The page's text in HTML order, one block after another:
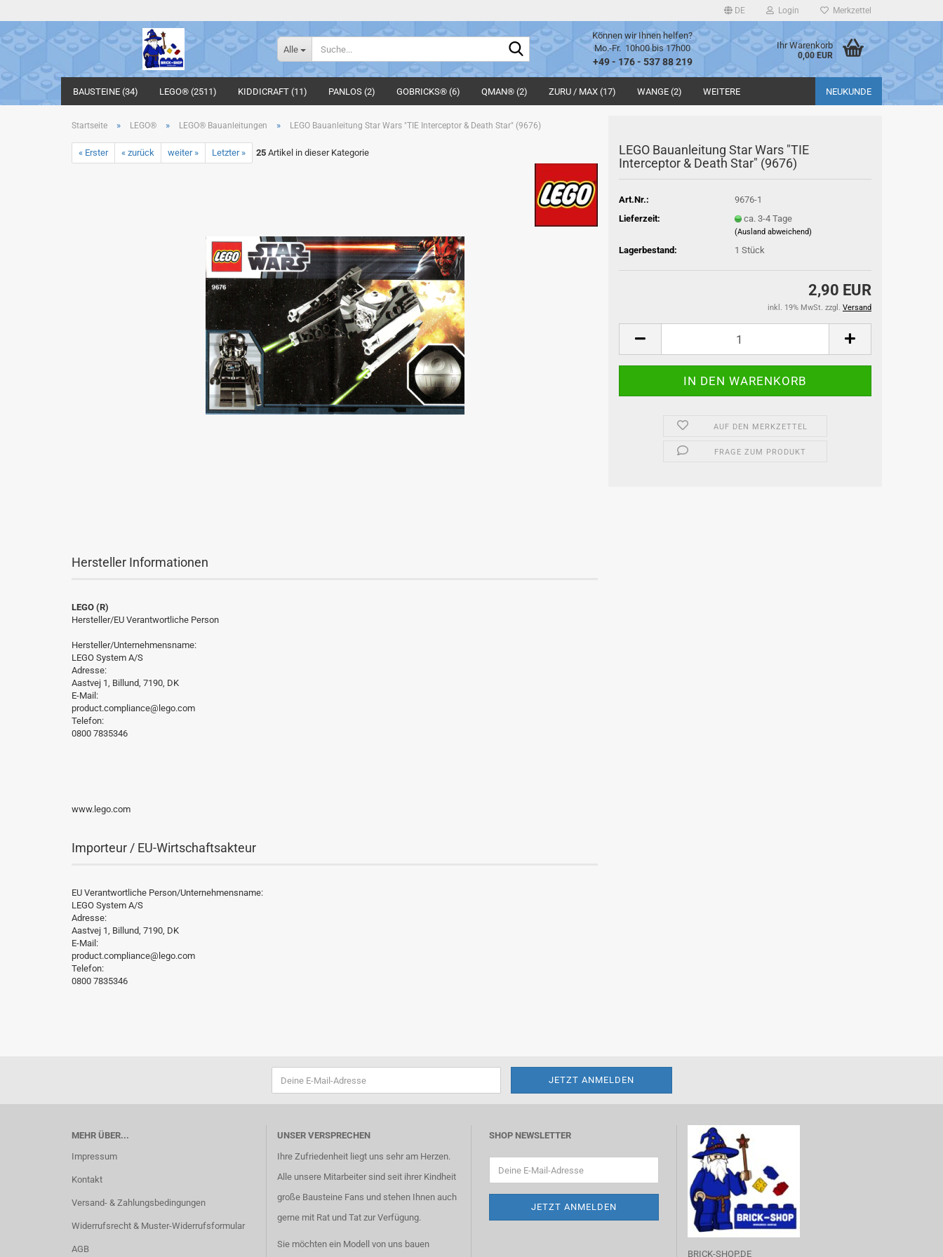
DE Login Merkzettel
Alle
Suche...
Können wir Ihnen helfen?
Mo.-Fr. 10h00 bis 17h00
+49 - 176 - 537 88 219
Ihr Warenkorb
0,00 EUR
BAUSTEINE (34) LEGO® (2511) KIDDICRAFT (11) PANLOS (2) GOBRICKS® (6) QMAN® (2) ZURU / MAX (17) WANGE (2) NEUKUNDE
WEITERE
Startseite » LEGO® » LEGO® Bauanleitungen » LEGO Bauanleitung Star Wars "TIE Interceptor & Death Star" (9676)
« Erster « zurück weiter » Letzter » 25 Artikel in dieser Kategorie
LEGO Bauanleitung Star Wars "TIE
Interceptor & Death Star" (9676)
Art.Nr.:
9676-1
Lieferzeit:
ca. 3-4 Tage
(Ausland abweichend)
Lagerbestand: 1 Stück
2,90 EUR
inkl. 19% MwSt. zzgl. Versand
AUF DEN MERKZETTEL
FRAGE ZUM PRODUKT
Hersteller Informationen
LEGO (R)
Hersteller/EU Verantwortliche Person
Hersteller/Unternehmensname:
LEGO System A/S
Adresse:
Aastvej 1, Billund, 7190, DK
E-Mail:
product.compliance@lego.com
Telefon:
0800 7835346
www.lego.com
Importeur / EU-Wirtschaftsakteur
EU Verantwortliche Person/Unternehmensname:
LEGO System A/S
Adresse:
Aastvej 1, Billund, 7190, DK
E-Mail:
product.compliance@lego.com
Telefon:
0800 7835346
MEHR ÜBER...
Impressum
Kontakt
Versand- & Zahlungsbedingungen
Widerrufsrecht & Muster-Widerrufsformular
AGB
UNSER VERSPRECHEN
Ihre Zufriedenheit liegt uns sehr am Herzen.
Alle unsere Mitarbeiter sind seit ihrer Kindheit
große Bausteine Fans und stehen Ihnen auch
gerne mit Rat und Tat zur Verfügung.
Sie möchten ein Modell von uns bauen
SHOP NEWSLETTER
BRICK-SHOP.DE